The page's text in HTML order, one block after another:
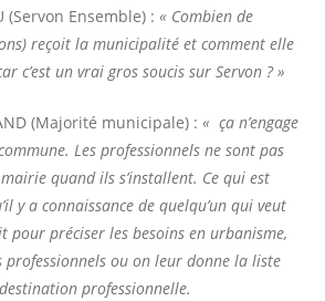
(Servon Ensemble) : « Combien de
reçoit la municipalité et comment elle
c’est un vrai gros soucis sur Servon ? »
(Majorité municipale) : « ça n’engage
Les professionnels ne sont pas
quand ils s’installent. Ce qui est
y a connaissance de quelqu’un qui veut
pour préciser les besoins en urbanisme,
professionnels ou on leur donne la liste
professionnelle.